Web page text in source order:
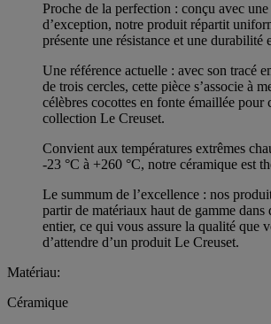
Proche de la perfection : conçu avec
d’exception, notre produit répartit
présente une résistance et une durabilité
Une référence actuelle : avec son tracé
de trois cercles, cette pièce s’associe à
célèbres cocottes en fonte émaillée pour
collection Le Creuset.
Convient aux températures extrêmes
-23 °C à +260 °C, notre céramique est
Le summum de l’excellence : nos
partir de matériaux haut de gamme dans
entier, ce qui vous assure la qualité que
d’attendre d’un produit Le Creuset.
Matériau:
Céramique